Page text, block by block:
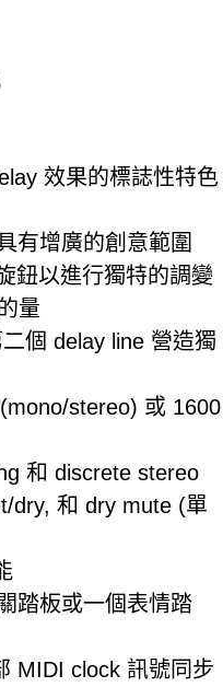
效果的標誌性特色
有增廣的創意範圍
鈕以進行獨特的調變
量
個 delay line 營造獨
stereo) 或 1600
和 discrete stereo
dry, 和 dry mute (單
踏板或一個表情踏
MIDI clock 訊號同步